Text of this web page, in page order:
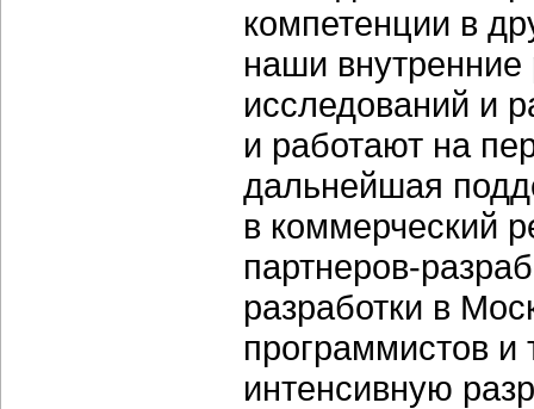
компетенции в
наши внутренние
исследований и
и работают на
дальнейшая
в коммерческий
партнеров-
разработки в
программистов и
интенсивную